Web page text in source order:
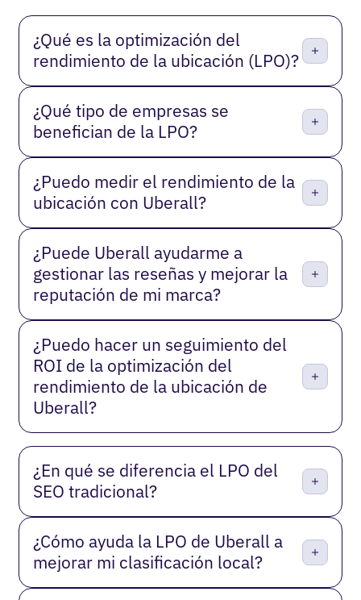
¿Qué es la optimización del
rendimiento de la ubicación (LPO)?
¿Qué tipo de empresas se
benefician de la LPO?
¿Puedo medir el rendimiento de la
ubicación con Uberall?
¿Puede Uberall ayudarme a
gestionar las reseñas y mejorar la
reputación de mi marca?
¿Puedo hacer un seguimiento del
ROI de la optimización del
rendimiento de la ubicación de
Uberall?
¿En qué se diferencia el LPO del
SEO tradicional?
¿Cómo ayuda la LPO de Uberall a
mejorar mi clasificación local?